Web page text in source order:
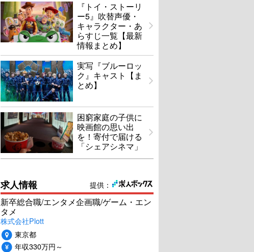
『トイ・ストーリ
ー5』吹替声優・
キャラクター・あ
らすじ一覧【最新
情報まとめ】
実写『ブルーロッ
ク』キャスト【ま
とめ】
困窮家庭の子供に
映画館の思い出
を！寄付で届ける
「シェアシネマ」
提供：
求人情報
新卒総合職/エンタメ企画職/ゲーム・エン
タメ
株式会社Plott
東京都
年収330万円～